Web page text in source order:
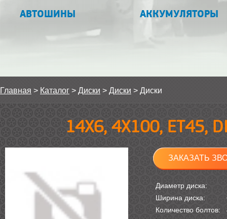
АВТОШИНЫ АККУМУЛЯТОРЫ
Главная > Каталог > Диски > Диски > Диски
14Х6, 4Х100, ET45,
ЗАКАЗАТЬ
Диаметр диска:
Ширина диска:
Количество болтов: